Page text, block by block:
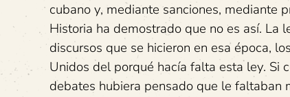
cubano y, mediante sanciones, mediante
Historia ha demostrado que no es así. La
discursos que se hicieron en esa época,
Unidos del porqué hacía falta esta ley. Si
debates hubiera pensado que le faltaban